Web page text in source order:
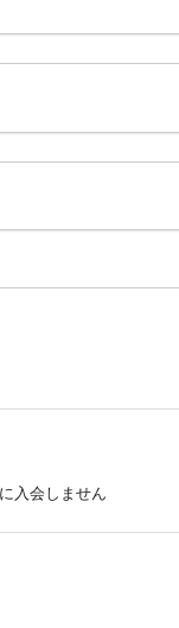
入会しません